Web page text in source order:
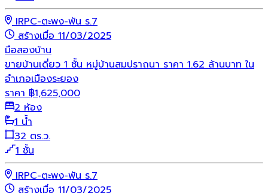
IRPC-ตะพง-พัน ร.7
สร้างเมื่อ 11/03/2025
มือสองบ้าน
ขายบ้านเดี่ยว 1 ชั้น หมู่บ้านสมปราถนา ราคา 1.62 ล้านบาท ใน
อำเภอเมืองระยอง
ราคา ฿1,625,000
2 ห้อง
1 น้ำ
32 ตร.ว.
1 ชั้น
IRPC-ตะพง-พัน ร.7
สร้างเมื่อ 11/03/2025